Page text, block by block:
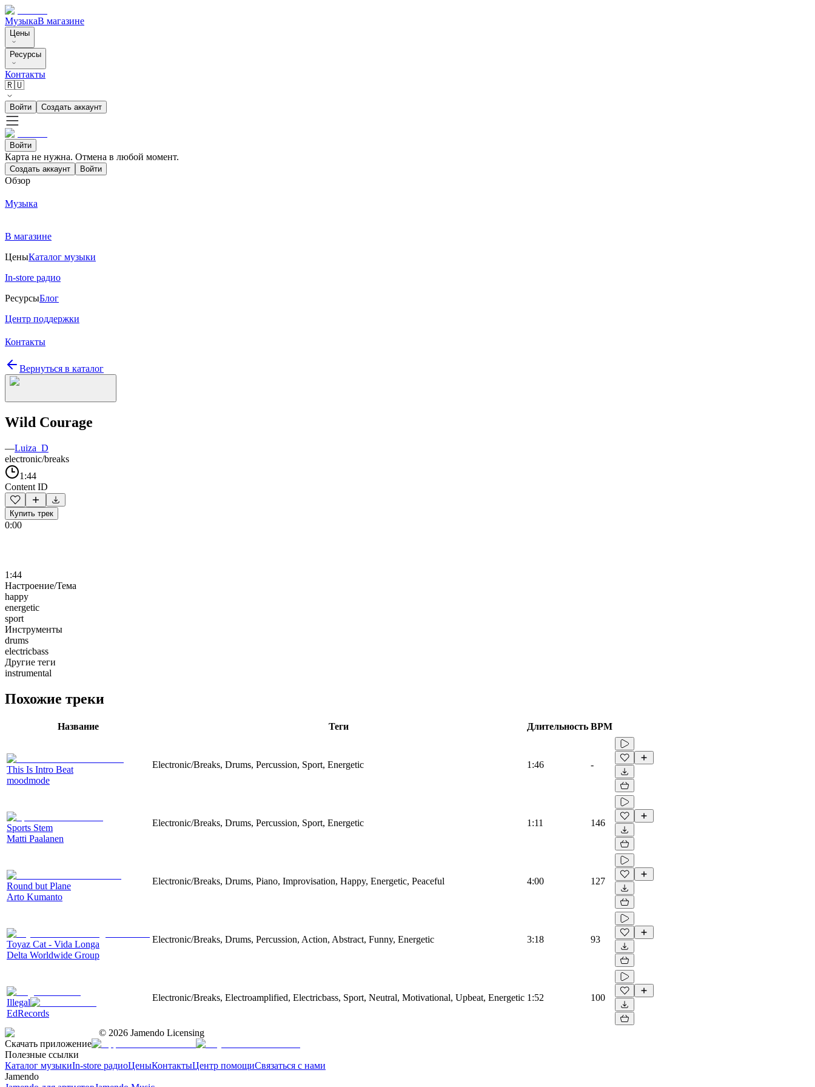
МузыкаВ магазине
Цены
Ресурсы
Контакты
🇷🇺
Войти Создать аккаунт
Войти
Карта не нужна. Отмена в любой момент.
Создать аккаунт Войти
Обзор
Музыка
В магазине
ЦеныКаталог музыки
In-store радио
РесурсыБлог
Центр поддержки
Контакты
Вернуться в каталог
Wild Courage
—Luiza_D
electronic/breaks
1:44
Content ID
Купить трек
0:00
1:44
Настроение/Тема
happy
energetic
sport
Инструменты
drums
electricbass
Другие теги
instrumental
Похожие треки
Название Теги Длительность BPM
This Is Intro Beat
moodmode
Electronic/Breaks, Drums, Percussion, Sport, Energetic 1:46 -
Sports Stem
Matti Paalanen
Electronic/Breaks, Drums, Percussion, Sport, Energetic 1:11 146
Round but Plane
Arto Kumanto
Electronic/Breaks, Drums, Piano, Improvisation, Happy, Energetic, Peaceful 4:00 127
Toyaz Cat - Vida Longa
Delta Worldwide Group
Electronic/Breaks, Drums, Percussion, Action, Abstract, Funny, Energetic 3:18 93
Illegal
EdRecords
Electronic/Breaks, Electroamplified, Electricbass, Sport, Neutral, Motivational, Upbeat, Energetic 1:52 100
© 2026 Jamendo Licensing
Скачать приложение
Полезные ссылки
Каталог музыкиIn-store радиоЦеныКонтактыЦентр помощиСвязаться с нами
Jamendo